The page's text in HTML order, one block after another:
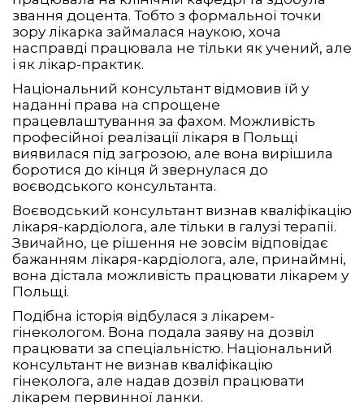
звання доцента. Тобто з формальної точки
зору лікарка займалася наукою, хоча
насправді працювала не тільки як учений, але
і як лікар-практик.
Національний консультант відмовив їй у
наданні права на спрощене
працевлаштування за фахом. Можливість
професійної реалізації лікаря в Польщі
виявилася під загрозою, але вона вирішила
боротися до кінця й звернулася до
воєводського консультанта.
Воєводський консультант визнав кваліфікацію
лікаря-кардіолога, але тільки в галузі терапії.
Звичайно, це рішення не зовсім відповідає
бажанням лікаря-кардіолога, але, принаймні,
вона дістала можливість працювати лікарем у
Польщі.
Подібна історія відбулася з лікарем-
гінекологом. Вона подала заяву на дозвіл
працювати за спеціальністю. Національний
консультант не визнав кваліфікацію
гінеколога, але надав дозвіл працювати
лікарем первинної ланки.